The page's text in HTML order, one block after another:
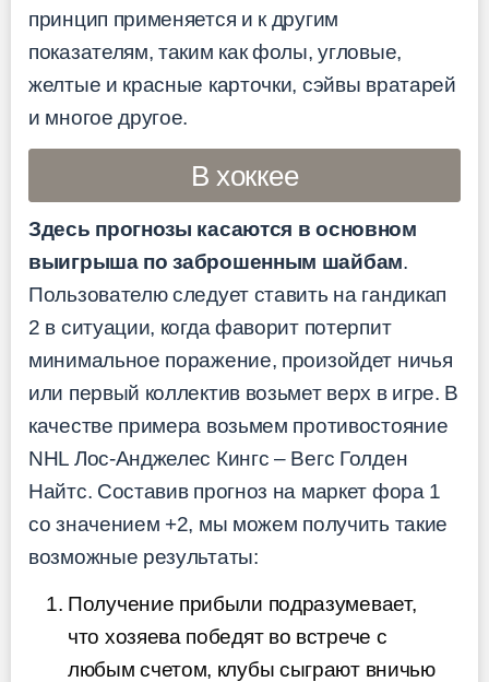
принцип применяется и к другим
показателям, таким как фолы, угловые,
желтые и красные карточки, сэйвы вратарей
и многое другое.
В хоккее
Здесь прогнозы касаются в основном
выигрыша по заброшенным шайбам.
Пользователю следует ставить на гандикап
2 в ситуации, когда фаворит потерпит
минимальное поражение, произойдет ничья
или первый коллектив возьмет верх в игре. В
качестве примера возьмем противостояние
NHL Лос-Анджелес Кингс – Вегс Голден
Найтс. Составив прогноз на маркет фора 1
со значением +2, мы можем получить такие
возможные результаты:
Получение прибыли подразумевает,
что хозяева победят во встрече с
любым счетом, клубы сыграют вничью